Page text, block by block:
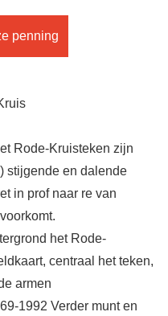
penning
Rode-Kruisteken zijn
stijgende en dalende
in prof naar re van
het Rode-
centraal het teken,
armen
1992 Verder munt en